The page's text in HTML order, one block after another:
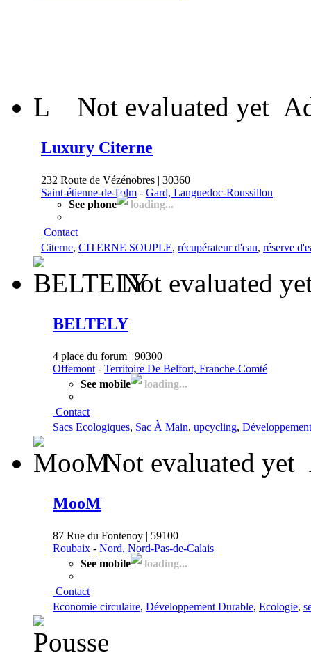
L Not evaluated yet
Luxury Citerne
232 Route de Vézénobres | 30360
Saint-étienne-de-l'olm - Gard, Languedoc-Roussillon
See phone
loading...
Contact
Citerne, CITERNE SOUPLE, récupérateur d'eau, réserve
Not evaluated
BELTELY
4 place du forum | 90300
Offemont - Territoire De Belfort, Franche-Comté
See mobile
loading...
Contact
Sacs Ecologiques, Sac À Main, upcycling,
Not evaluated yet
MooM
87 Rue du Fontenoy | 59100
Roubaix - Nord, Nord-Pas-de-Calais
See mobile
loading...
Contact
Economie circulaire, Développement Durable, Ecologie,